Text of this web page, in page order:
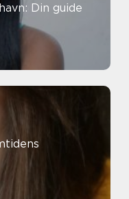
Din guide